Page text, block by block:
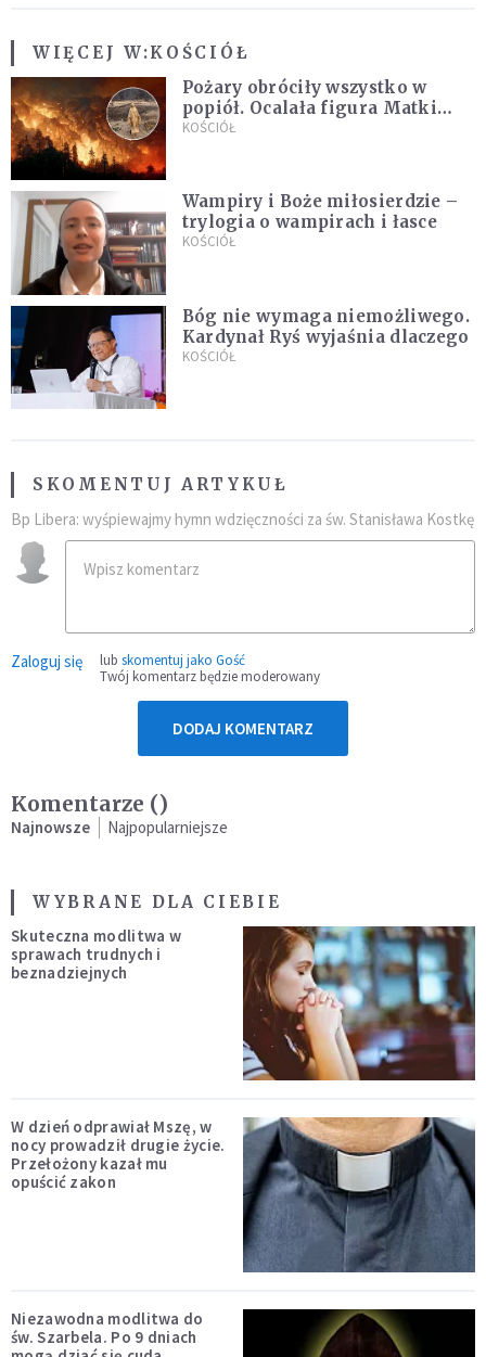
WIĘCEJ W:KOŚCIÓŁ
Pożary obróciły wszystko w
popiół. Ocalała figura Matki
Bożej
KOŚCIÓŁ
Wampiry i Boże miłosierdzie –
trylogia o wampirach i łasce
KOŚCIÓŁ
Bóg nie wymaga niemożliwego.
Kardynał Ryś wyjaśnia dlaczego
KOŚCIÓŁ
SKOMENTUJ ARTYKUŁ
Bp Libera: wyśpiewajmy hymn wdzięczności za św. Stanisława Kostkę
Zaloguj się lub skomentuj jako Gość
Twój komentarz będzie moderowany
DODAJ KOMENTARZ
Komentarze ()
Najnowsze Najpopularniejsze
WYBRANE DLA CIEBIE
Skuteczna modlitwa w
sprawach trudnych i
beznadziejnych
W dzień odprawiał Mszę, w
nocy prowadził drugie życie.
Przełożony kazał mu
opuścić zakon
Niezawodna modlitwa do
św. Szarbela. Po 9 dniach